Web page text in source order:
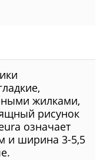
жилками,
рисунок
означает
и ширина 3-5,5